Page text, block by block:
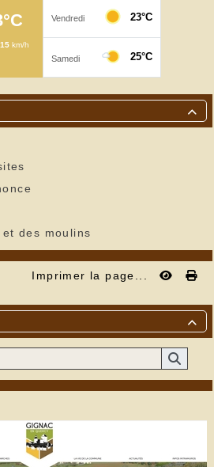

des moulins
Imprimer la page...
